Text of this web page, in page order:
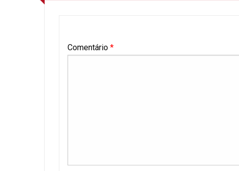
Comentário *